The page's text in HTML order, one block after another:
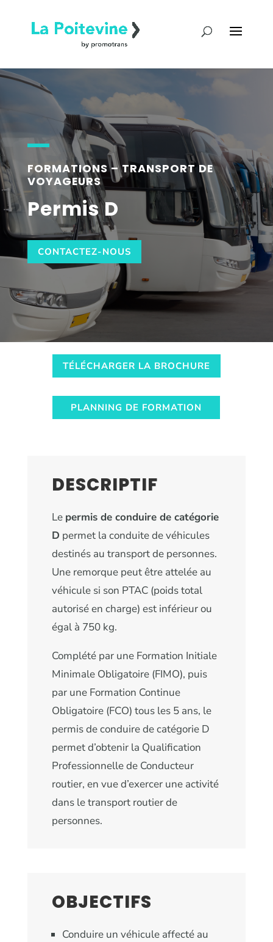
FORMATIONS – TRANSPORT DE
VOYAGEURS
Permis D
CONTACTEZ-NOUS
TÉLÉCHARGER LA BROCHURE
PLANNING DE FORMATION
DESCRIPTIF
Le permis de conduire de catégorie
D permet la conduite de véhicules
destinés au transport de personnes.
Une remorque peut être attelée au
véhicule si son PTAC (poids total
autorisé en charge) est inférieur ou
égal à 750 kg.
Complété par une Formation Initiale
Minimale Obligatoire (FIMO), puis
par une Formation Continue
Obligatoire (FCO) tous les 5 ans, le
permis de conduire de catégorie D
permet d’obtenir la Qualification
Professionnelle de Conducteur
routier, en vue d’exercer une activité
dans le transport routier de
personnes.
OBJECTIFS
Conduire un véhicule affecté au